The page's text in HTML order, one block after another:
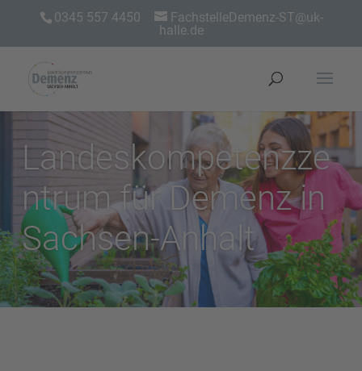
0345 557 4450
FachstelleDemenz-ST@uk-
halle.de
Landeskompetenzze
ntrum für Demenz in
Sachsen-Anhalt